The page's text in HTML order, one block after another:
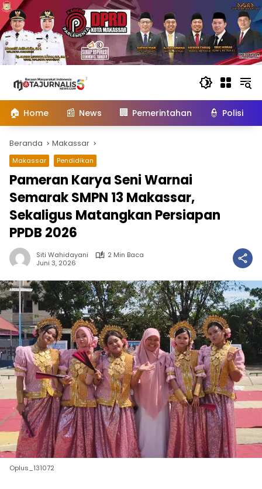
konten
🏠 Home 📰 News 🏢 Pemerintahan 👮 Polisi
Beranda Makassar
Makassar Pendidikan
Pameran Karya Seni Warnai
Semarak SMPN 13 Makassar,
Sekaligus Matangkan Persiapan
PPDB 2026
Siti Wahidayani
2 Min Baca
Juni 3, 2026
Oplus_131072